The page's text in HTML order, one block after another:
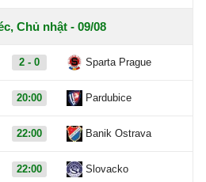
Chủ nhật - 09/08
2 - 0 Sparta Prague
20:00 Pardubice
22:00 Banik Ostrava
22:00 Slovacko